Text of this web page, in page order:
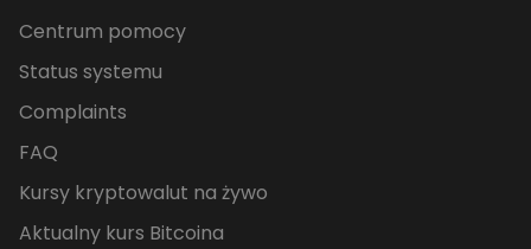
Centrum pomocy
Status systemu
Complaints
FAQ
Kursy kryptowalut na żywo
Aktualny kurs Bitcoina